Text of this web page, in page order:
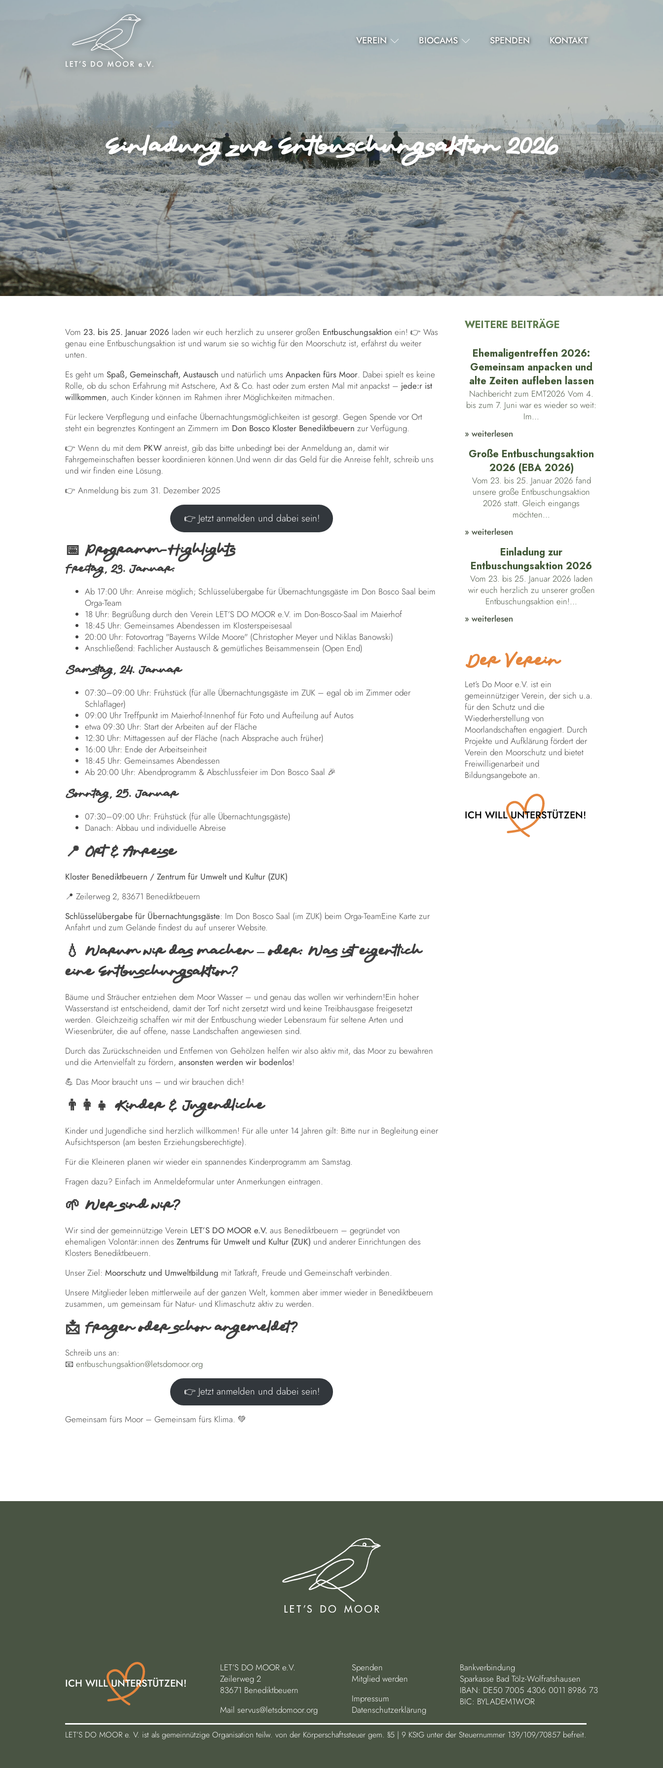
VEREIN BIOCAMS SPENDEN KONTAKT
Einladung zur Entbuschungsaktion 2026
Vom 23. bis 25. Januar 2026 laden wir euch herzlich zu unserer großen Entbuschungsaktion ein! 👉 Was
genau eine Entbuschungsaktion ist und warum sie so wichtig für den Moorschutz ist, erfährst du weiter
unten.
Es geht um Spaß, Gemeinschaft, Austausch und natürlich ums Anpacken fürs Moor. Dabei spielt es keine
Rolle, ob du schon Erfahrung mit Astschere, Axt & Co. hast oder zum ersten Mal mit anpackst – jede:r ist
willkommen, auch Kinder können im Rahmen ihrer Möglichkeiten mitmachen.
Für leckere Verpflegung und einfache Übernachtungsmöglichkeiten ist gesorgt. Gegen Spende vor Ort
steht ein begrenztes Kontingent an Zimmern im Don Bosco Kloster Benediktbeuern zur Verfügung.
👉 Wenn du mit dem PKW anreist, gib das bitte unbedingt bei der Anmeldung an, damit wir
Fahrgemeinschaften besser koordinieren können.Und wenn dir das Geld für die Anreise fehlt, schreib uns
und wir finden eine Lösung.
👉 Anmeldung bis zum 31. Dezember 2025
👉 Jetzt anmelden und dabei sein!
📅 Programm-Highlights
Freitag, 23. Januar:
Ab 17:00 Uhr: Anreise möglich; Schlüsselübergabe für Übernachtungsgäste im Don Bosco Saal beim
Orga-Team
18 Uhr: Begrüßung durch den Verein LET’S DO MOOR e.V. im Don-Bosco-Saal im Maierhof
18:45 Uhr: Gemeinsames Abendessen im Klosterspeisesaal
20:00 Uhr: Fotovortrag "Bayerns Wilde Moore" (Christopher Meyer und Niklas Banowski)
Anschließend: Fachlicher Austausch & gemütliches Beisammensein (Open End)
Samstag, 24. Januar
07:30–09:00 Uhr: Frühstück (für alle Übernachtungsgäste im ZUK – egal ob im Zimmer oder
Schlaflager)
09:00 Uhr Treffpunkt im Maierhof-Innenhof für Foto und Aufteilung auf Autos
etwa 09:30 Uhr: Start der Arbeiten auf der Fläche
12:30 Uhr: Mittagessen auf der Fläche (nach Absprache auch früher)
16:00 Uhr: Ende der Arbeitseinheit
18:45 Uhr: Gemeinsames Abendessen
Ab 20:00 Uhr: Abendprogramm & Abschlussfeier im Don Bosco Saal 🎉
Sonntag, 25. Januar
07:30–09:00 Uhr: Frühstück (für alle Übernachtungsgäste)
Danach: Abbau und individuelle Abreise
📍 Ort & Anreise
Kloster Benediktbeuern / Zentrum für Umwelt und Kultur (ZUK)
📍 Zeilerweg 2, 83671 Benediktbeuern
Schlüsselübergabe für Übernachtungsgäste: Im Don Bosco Saal (im ZUK) beim Orga-TeamEine Karte zur
Anfahrt und zum Gelände findest du auf unserer Website.
💧 Warum wir das machen – oder: Was ist eigentlich
eine Entbuschungsaktion?
Bäume und Sträucher entziehen dem Moor Wasser – und genau das wollen wir verhindern!Ein hoher
Wasserstand ist entscheidend, damit der Torf nicht zersetzt wird und keine Treibhausgase freigesetzt
werden. Gleichzeitig schaffen wir mit der Entbuschung wieder Lebensraum für seltene Arten und
Wiesenbrüter, die auf offene, nasse Landschaften angewiesen sind.
Durch das Zurückschneiden und Entfernen von Gehölzen helfen wir also aktiv mit, das Moor zu bewahren
und die Artenvielfalt zu fördern, ansonsten werden wir bodenlos!
💪 Das Moor braucht uns – und wir brauchen dich!
👨‍👩‍👧 Kinder & Jugendliche
Kinder und Jugendliche sind herzlich willkommen! Für alle unter 14 Jahren gilt: Bitte nur in Begleitung einer
Aufsichtsperson (am besten Erziehungsberechtigte).
Für die Kleineren planen wir wieder ein spannendes Kinderprogramm am Samstag.
Fragen dazu? Einfach im Anmeldeformular unter Anmerkungen eintragen.
🌱 Wer sind wir?
Wir sind der gemeinnützige Verein LET’S DO MOOR e.V. aus Benediktbeuern – gegründet von
ehemaligen Volontär:innen des Zentrums für Umwelt und Kultur (ZUK) und anderer Einrichtungen des
Klosters Benediktbeuern.
Unser Ziel: Moorschutz und Umweltbildung mit Tatkraft, Freude und Gemeinschaft verbinden.
Unsere Mitglieder leben mittlerweile auf der ganzen Welt, kommen aber immer wieder in Benediktbeuern
zusammen, um gemeinsam für Natur- und Klimaschutz aktiv zu werden.
📩 Fragen oder schon angemeldet?
Schreib uns an:
📧 entbuschungsaktion@letsdomoor.org
👉 Jetzt anmelden und dabei sein!
Gemeinsam fürs Moor – Gemeinsam fürs Klima. 💚
WEITERE BEITRÄGE
Ehemaligentreffen 2026:
Gemeinsam anpacken und
alte Zeiten aufleben lassen
Nachbericht zum EMT2026 Vom 4.
bis zum 7. Juni war es wieder so weit:
Im...
» weiterlesen
Große Entbuschungsaktion
2026 (EBA 2026)
Vom 23. bis 25. Januar 2026 fand
unsere große Entbuschungsaktion
2026 statt. Gleich eingangs
möchten...
» weiterlesen
Einladung zur
Entbuschungsaktion 2026
Vom 23. bis 25. Januar 2026 laden
wir euch herzlich zu unserer großen
Entbuschungsaktion ein!...
» weiterlesen
Der Verein
Let’s Do Moor e.V. ist ein
gemeinnütziger Verein, der sich u.a.
für den Schutz und die
Wiederherstellung von
Moorlandschaften engagiert. Durch
Projekte und Aufklärung fördert der
Verein den Moorschutz und bietet
Freiwilligenarbeit und
Bildungsangebote an.
ICH WILL UNTERSTÜTZEN!
ICH WILL UNTERSTÜTZEN!
LET’S DO MOOR e.V.
Zeilerweg 2
83671 Benediktbeuern
Mailservus@letsdomoor.org
Spenden
Mitglied werden
Impressum
Datenschutzerklärung
Bankverbindung
Sparkasse Bad Tölz-Wolfratshausen
IBAN: DE50 7005 4306 0011 8986 73
BIC: BYLADEM1WOR
LET’S DO MOOR e. V. ist als gemeinnützige Organisation teilw. von der Körperschaftssteuer gem. §5 | 9 KStG unter der Steuernummer 139/109/70857 befreit.